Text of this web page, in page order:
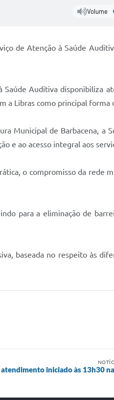
Volume
de Atenção à Saúde
Auditiva disponibiliza
a Libras como principal forma
Municipal de Barbacena, a
e ao acesso integral aos
o compromisso da rede
para a eliminação de
baseada no respeito às
iniciado às 13h30